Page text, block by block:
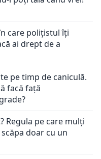
care polițistul îți
ai drept de a
pe timp de caniculă.
facă față
Regula pe care mulți
doar cu un